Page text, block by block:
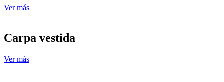
Ver más
Carpa vestida
Ver más